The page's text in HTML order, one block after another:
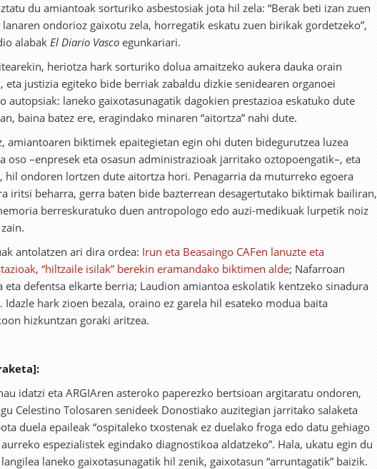
du amiantoak sorturiko asbestosiak jota hil zela: “Berak beti izan zuen
ondorioz gaixotu zela, horregatik eskatu zuen birikak gordetzeko”,
alabak El Diario Vasco egunkariari.
heriotza hark sorturiko dolua amaitzeko aukera dauka orain
eta justizia egiteko bide berriak zabaldu dizkie senidearen organoei
autopsiak: laneko gaixotasunagatik dagokien prestazioa eskatuko dute
baina batez ere, eragindako minaren “aitortza” nahi dute.
amiantoaren biktimek epaitegietan egin ohi duten bidegurutzea luzea
oso –enpresek eta osasun administrazioak jarritako oztopoengatik–, eta
hil ondoren lortzen dute aitortza hori. Penagarria da muturreko egoera
iritsi beharra, gerra baten bide bazterrean desagertutako biktimak bailiran,
berreskuratuko duen antropologo edo auzi-medikuak lurpetik noiz
antolatzen ari dira ordea: Irun eta Beasaingo CAFen lanuzte eta
“hiltzaile isilak” berekin eramandako biktimen alde; Nafarroan
eta defentsa elkarte berria; Laudion amiantoa eskolatik kentzeko sinadura
Idazle hark zioen bezala, oraino ez garela hil esateko modua baita
hizkuntzan goraki aritzea.
idatzi eta ARGIAren asteroko paperezko bertsioan argitaratu ondoren,
Celestino Tolosaren senideek Donostiako auzitegian jarritako salaketa
duela epaileak “ospitaleko txostenak ez duelako froga edo datu gehiago
espezialistek egindako diagnostikoa aldatzeko”. Hala, ukatu egin du
langilea laneko gaixotasunagatik hil zenik, gaixotasun “arruntagatik” baizik.